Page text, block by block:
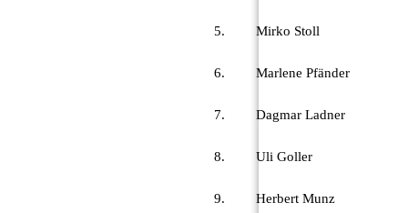
5. Mirko Stoll
6. Marlene Pfänder
7. Dagmar Ladner
8. Uli Goller
9. Herbert Munz